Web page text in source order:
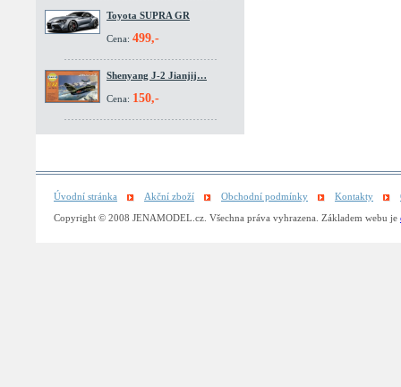
Toyota SUPRA GR
Cena: 499,-
Shenyang J-2 Jianjij…
Cena: 150,-
Úvodní stránka Akční zboží Obchodní podmínky Kontakty
Copyright © 2008 JENAMODEL.cz. Všechna práva vyhrazena. Základem webu je